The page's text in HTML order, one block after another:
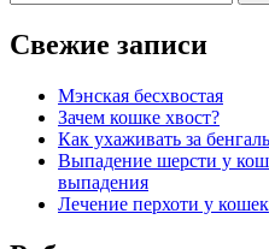
Свежие записи
Мэнская бесхвостая
Зачем кошке хвост?
Как ухаживать за
Выпадение шерсти у
выпадения
Лечение перхоти у кошек